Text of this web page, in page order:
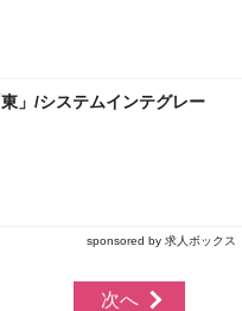
」/システムインテグレー
sponsored by 求人ボックス
次へ